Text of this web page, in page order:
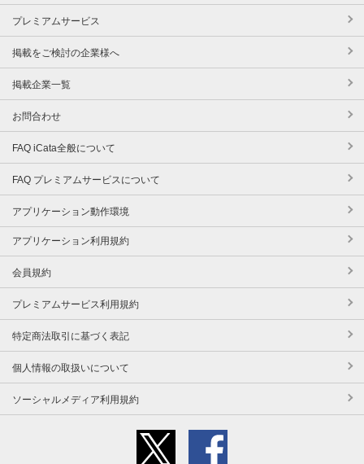
プレミアムサービス
掲載をご検討の企業様へ
掲載企業一覧
お問合わせ
FAQ iCata全般について
FAQ プレミアムサービスについて
アプリケーション動作環境
アプリケーション利用規約
会員規約
プレミアムサービス利用規約
特定商法取引に基づく表記
個人情報の取扱いについて
ソーシャルメディア利用規約